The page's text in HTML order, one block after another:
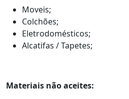
Moveis;
Colchões;
Eletrodomésticos;
Alcatifas / Tapetes;
Materiais não aceites: